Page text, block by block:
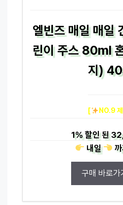
엘빈즈 매일 매일
린이 주스 80ml
지)
[ NO.9
1%할인 된
내일
구매 바로가